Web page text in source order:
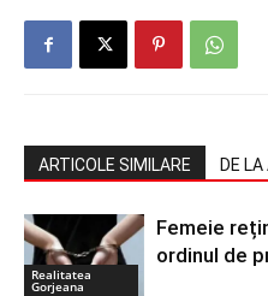
ARTICOLE SIMILARE DE
Realitatea
Gorjeana
Femeie
ordinul de